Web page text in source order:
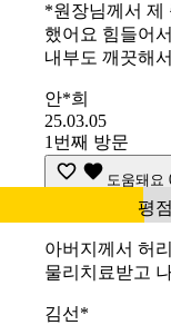
*원장님께서 제
했어요 힘들어
내부도 깨끗해
안*희
25.03.05
1번째 방문
도움돼요
평
아버지께서 허
물리치료받고
김선*